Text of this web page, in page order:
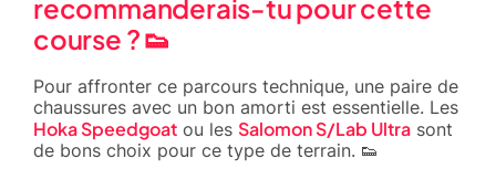
recommanderais-tu pour cette
course ? 👟
Pour affronter ce parcours technique, une paire de
chaussures avec un bon amorti est essentielle. Les
Hoka Speedgoat ou les Salomon S/Lab Ultra sont
de bons choix pour ce type de terrain. 👟